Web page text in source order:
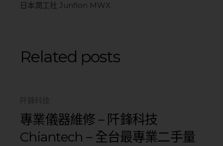
日本潤工社 Junflon MWX
Related posts
阡鋒科技
專業儀器維修 – 阡鋒科技
Chiantech – 全台最專業二手量